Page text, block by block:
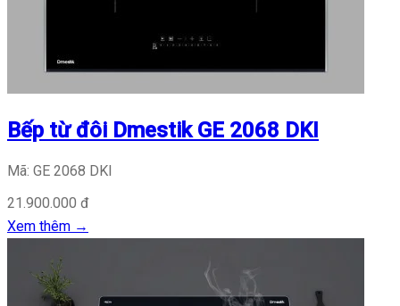
Bếp từ đôi Dmestik GE 2068 DKI
Mã: GE 2068 DKI
21.900.000 đ
Xem thêm →